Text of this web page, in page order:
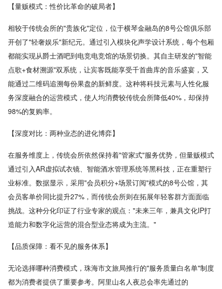
【量贩模式：性价比革命的破局者】
相较于传统会所的"贵族化"定位，位于横琴金融岛的8号公馆俱乐部
开创了"轻奢娱乐"新纪元。通过引入模块化声学设计系统，每个包厢
都能实现从爵士酒吧到电竞电竞馆的场景切换。其自主研发的"智能
点歌+食材溯源"双系统，让宾客既能享受千首曲库的音乐盛宴，又
能通过二维码追溯每份果盘的新鲜度。这种将科技元素与人性化服
务深度融合的运营模式，使人均消费较传统会所降低40%，却保持
98%的复购率。
【深度对比：两种业态的进化博弈】
在服务维度上，传统会所依然保持着"管家式"服务优势，但量贩模式
通过引入AR虚拟试衣镜、智能酒水管理系统等黑科技，正在重塑行
业标准。数据显示，采用"会员积分+场景订阅"模式的8号公馆，其
会员客单价同比提升27%，而传统会所则在拓展年轻客群方面面临
挑战。这种分化印证了行业专家的观点："未来三年，兼具文化IP打
造能力和数字化运营的混合型业态将成为主流。"
【品质保障：看不见的服务体系】
无论选择哪种消费模式，珠海市文旅局推行的"服务质量白名单"制度
都为消费者提供了重要参考。阿里山名人夜总会率先通过的